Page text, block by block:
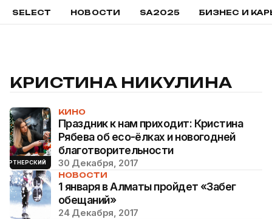
SELECT НОВОСТИ SA2025 БИЗНЕС И
КРИСТИНА НИКУЛИНА
ПАРТНЕРСКИЙ
КИНО
Праздник к нам приходит: Кристина
Рябева об eсо-ёлках и новогодней
благотворительности
30 Декабря, 2017
НОВОСТИ
1 января в Алматы пройдет «Забег
обещаний»
24 Декабря, 2017